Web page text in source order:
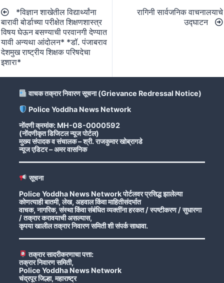
navigation
*विज्ञान शाखेतील विद्यार्थ्यांना
बारावी बोर्डाच्या परीक्षेत शिक्षणशास्त्र
विषय घेऊन बसण्याची परवानगी देण्यात
यावी अन्यथा आंदोलन* *डॉ. पंजाबराव
देशमुख राष्ट्रीय शिक्षक परिषदेचा
इशारा*
रागिनी सार्वजनिक वाचनालयाचे
उद्घाटन
वाचक तक्रार निवारण सूचना (Grievance Redressal Notice)
Police Yoddha News Network
नोंदणी क्रमांक: MH-08-0000592
(नोंदणीकृत डिजिटल न्यूज पोर्टल)
मुख्य संपादक व संचालक – श्री. राजकुमार खोब्रागडे
न्यूज एडिटर – अमर वासनिक
सूचना
Police Yoddha News Network पोर्टलवर प्रसिद्ध झालेल्या
कोणत्याही बातमी, लेख, अहवाल किंवा माहितीसंदर्भात
वाचक, नागरिक, संस्था किंवा संबंधित व्यक्तींना हरकत / स्पष्टीकरण / सुधारणा
/ तक्रार करावयाची असल्यास,
कृपया खालील तक्रार निवारण समिती शी संपर्क साधावा.
तक्रार सादरीकरणाचा पत्ता:
तक्रार निवारण समिती,
Police Yoddha News Network
चंद्रपूर जिल्हा, महाराष्ट्र